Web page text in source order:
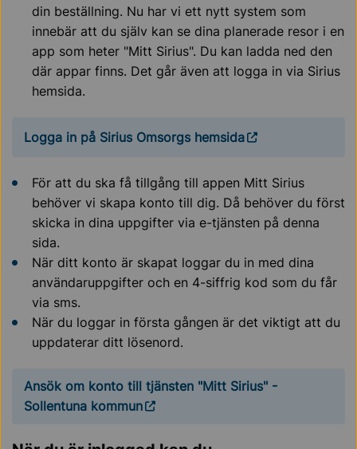
din beställning. Nu har vi ett nytt system som
innebär att du själv kan se dina planerade resor i en
app som heter "Mitt Sirius". Du kan ladda ned den
där appar finns. Det går även att logga in via Sirius
hemsida.
Logga in på Sirius Omsorgs hemsida
För att du ska få tillgång till appen Mitt Sirius
behöver vi skapa konto till dig. Då behöver du först
skicka in dina uppgifter via e-tjänsten på denna
sida.
När ditt konto är skapat loggar du in med dina
användaruppgifter och en 4-siffrig kod som du får
via sms.
När du loggar in första gången är det viktigt att du
uppdaterar ditt lösenord.
Ansök om konto till tjänsten "Mitt Sirius" -
Sollentuna kommun